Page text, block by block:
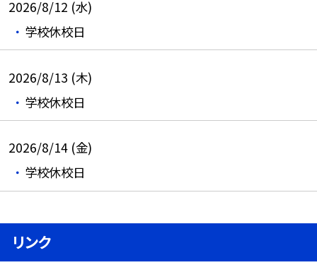
2026/8/12 (水)
学校休校日
2026/8/13 (木)
学校休校日
2026/8/14 (金)
学校休校日
リンク